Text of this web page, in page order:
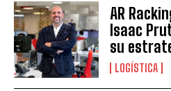
AR
Isaac
su
LOGÍSTICA